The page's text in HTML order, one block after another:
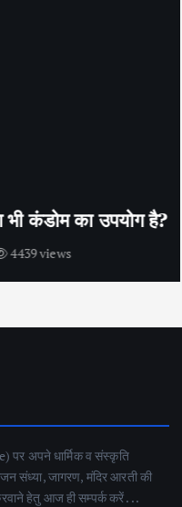
है?
अपने धार्मिक व संस्कृति
संध्या, जागरण, मंदिर आरती की
हेतु आज ही सम्पर्क करें . . .